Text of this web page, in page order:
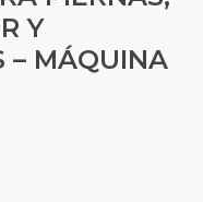
Y
– MÁQUINA